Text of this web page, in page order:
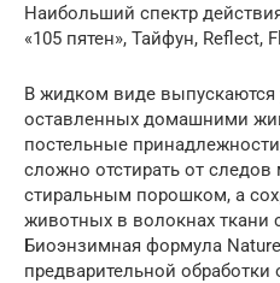
Наибольший спектр
«105 пятен», Тайфун, Reflect,
В жидком виде выпускаются
оставленных домашними
постельные
сложно отстирать от
стиральным порошком, а
животных в волокнах ткани
Биоэнзимная формула
предварительной